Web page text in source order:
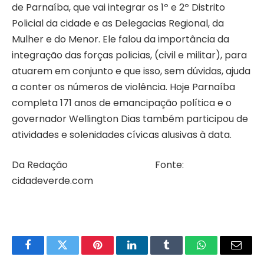
de Parnaíba, que vai integrar os 1º e 2º Distrito
Policial da cidade e as Delegacias Regional, da
Mulher e do Menor. Ele falou da importância da
integração das forças policias, (civil e militar), para
atuarem em conjunto e que isso, sem dúvidas, ajuda
a conter os números de violência. Hoje Parnaíba
completa 171 anos de emancipação política e o
governador Wellington Dias também participou de
atividades e solenidades cívicas alusivas à data.
Da Redação Fonte:
cidadeverde.com
FacebookTwitter PinterestLinkedInTumblr WhatsAppEmail